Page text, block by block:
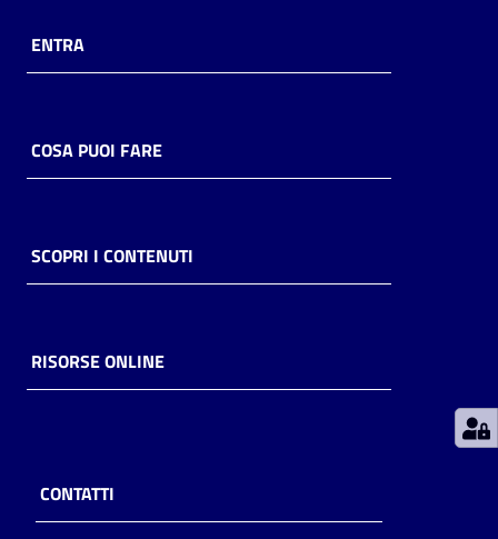
Archivio
Decentrate
lettura
ENTRA
COSA PUOI FARE
SCOPRI I CONTENUTI
RISORSE ONLINE
CONTATTI